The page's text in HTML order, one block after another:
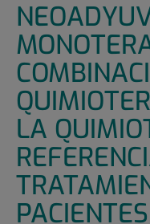
LA